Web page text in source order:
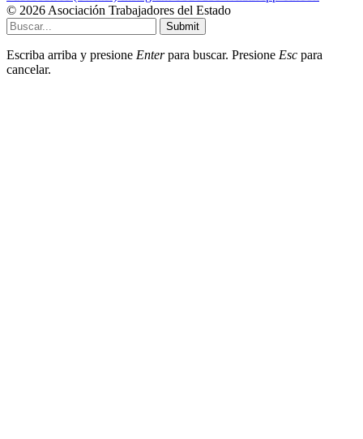
© 2026 Asociación Trabajadores del Estado
Submit
Escriba arriba y presione Enterpara buscar. Presione Esc para
cancelar.